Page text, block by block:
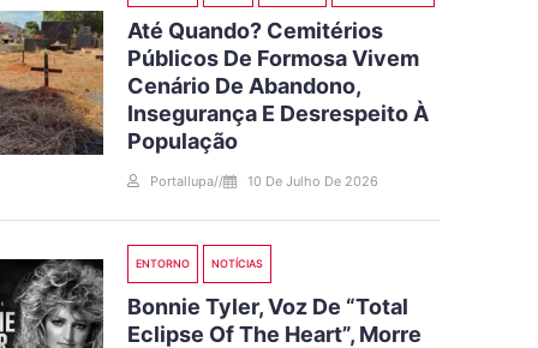
Até Quando? Cemitérios
Públicos De Formosa Vivem
Cenário De Abandono,
Insegurança E Desrespeito À
População
Portallupa// 10 De Julho De 2026
ENTORNO NOTÍCIAS
Bonnie Tyler, Voz De “Total
Eclipse Of The Heart”, Morre